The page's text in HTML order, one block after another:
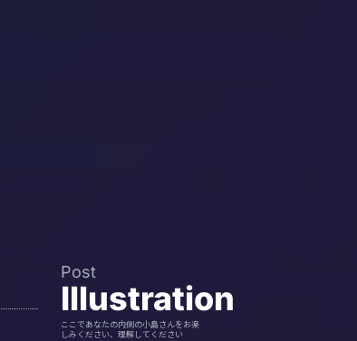
Post
Illustration
ここであなたの内側の小島さんをお楽
しみください、理解してください